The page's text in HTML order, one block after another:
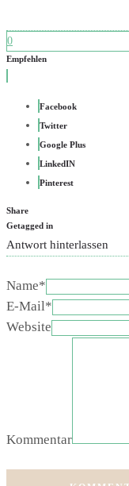
0
Empfehlen
Facebook
Twitter
Google Plus
LinkedIN
Pinterest
Share
Getagged in
Antwort hinterlassen
Name*
E-Mail*
Website
Kommentar